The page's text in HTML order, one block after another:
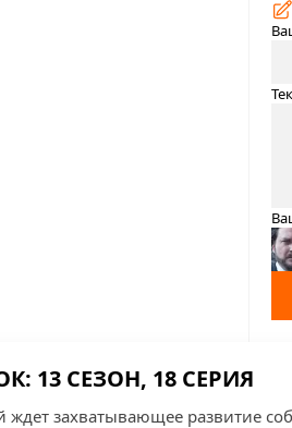
13 СЕЗОН, 18 СЕРИЯ
ждет захватывающее развитие